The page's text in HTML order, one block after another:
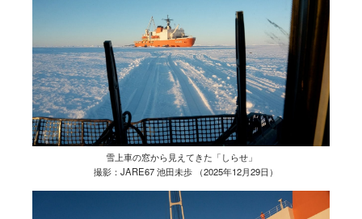
雪上車の窓から見えてきた「しらせ」
撮影：JARE67 池田未歩 （2025年12月29日）